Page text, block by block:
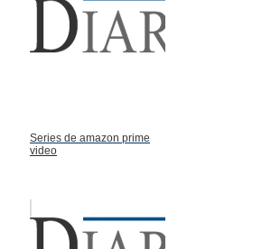
Series de amazon prime
video